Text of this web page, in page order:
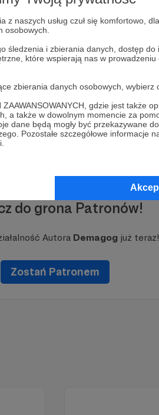
naszych usług czuł się komfortowo,
osobowych.
śledzenia i zbierania danych, dostęp
które wspierają nas w prowadzeniu
zbierania danych osobowych, wybierz
gdzie jest także
a także w dowolnym momencie za
dane będą mogły być przekazywane
Pozostałe szczegółowe informacje
do grona Patronów!
Autora Demagog już teraz!
Zostań Patronem